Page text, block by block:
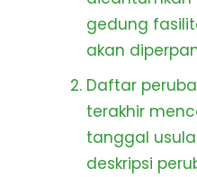
gedung
akan
Daftar
terakhir
tanggal
deskripsi